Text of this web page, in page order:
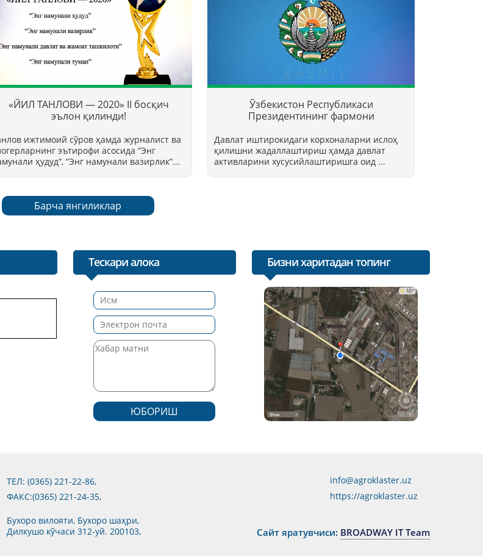
«ЙИЛ ТАНЛОВИ — 2020» II босқич
эълон қилинди!
ижтимоий сўров ҳамда журналист ва
эътирофи асосида “Энг
ҳудуд”, “Энг намунали вазирлик”...
Ўзбекистон Республикаси
Президентининг фармони
Давлат иштирокидаги корхоналарни ислоҳ
қилишни жадаллаштириш ҳамда давлат
активларини хусусийлаштиришга оид ...
Барча янгиликлар
Тескари алока
ЮБОРИШ
Бизни харитадан топинг
ТЕЛ: (0365) 221-22-86,
ФАКС:(0365) 221-24-35,
info@agroklaster.uz
https://agroklaster.uz
Бухоро вилояти, Бухоро шаҳри,
Дилкушо кўчаси 312-уй. 200103,
Сайт яратувчиси: BROADWAY IT Team